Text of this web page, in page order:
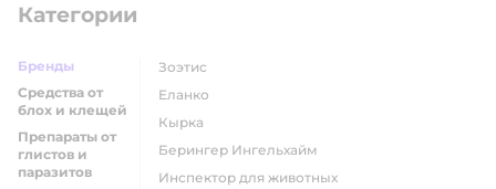
Категории
Бренды
Средства от
блох и клещей
Препараты от
глистов и
паразитов
Зоэтис
Еланко
Кырка
Берингер Ингельхайм
Инспектор для животных